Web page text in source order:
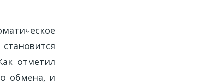
отметил
обмена, и